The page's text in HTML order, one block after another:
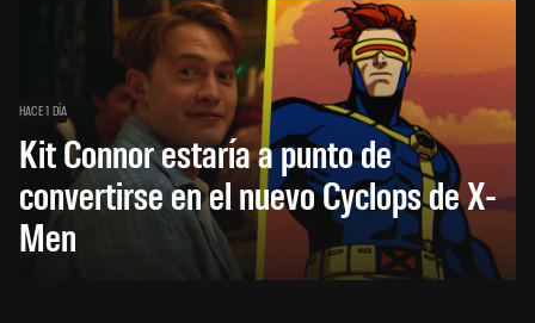
HACE 1 DÍA
Kit Connor estaría a punto de
convertirse en el nuevo Cyclops de X-
Men